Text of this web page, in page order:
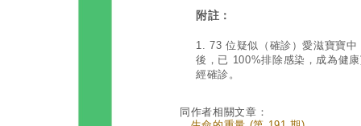
附註：
1. 73 位疑似（確診）愛滋寶寶
後，已 100%排除感染，成為健
經確診。
同作者相關文章：